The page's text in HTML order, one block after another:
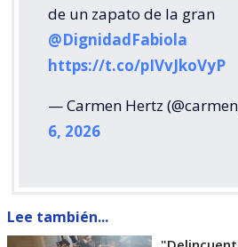
de un zapato de la gran
@DignidadFabiola
https://t.co/pIVvJkoVyP
— Carmen Hertz
6, 2026
Lee también...